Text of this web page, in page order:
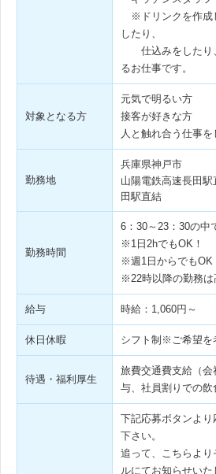
※ドリンクを作成
したり、
仕込みをしたり
るお仕事です。
対象となる方
元気で明るい方
接客が好きな方
人と触れ合う仕事
勤務地
兵庫県神戸市
山陽電鉄高速長田
田駅直結
勤務時間
6：30～23：30の中
※1日2hでもOK！
※週1日からでもOK
※22時以降の勤務は
給与 時給：1,060円～
休日休暇 シフト制※ご希望を
待遇・福利厚生
旅費交通費支給（
与、社員割りでの飲
下記応募ボタンよ
下さい。
追って、こちらよ
ルにてお知らせいた